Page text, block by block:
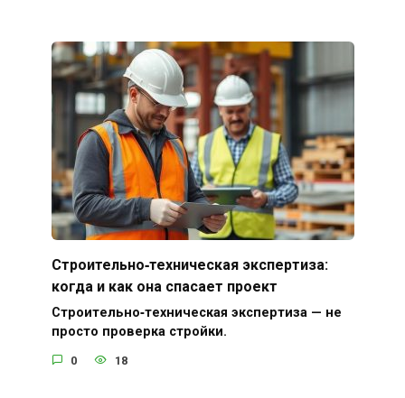
Строительно‑техническая экспертиза:
когда и как она спасает проект
Строительно‑техническая экспертиза — не
просто проверка стройки.
0 18